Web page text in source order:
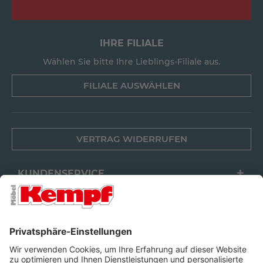
IHRE FILIALE
Wählen Sie bitte Ihre Lieblings-Filiale aus.
FILIALE AUSWÄHLEN
VERTRAG WIDERRUFEN
KUNDENSERVICE
FILIALEN